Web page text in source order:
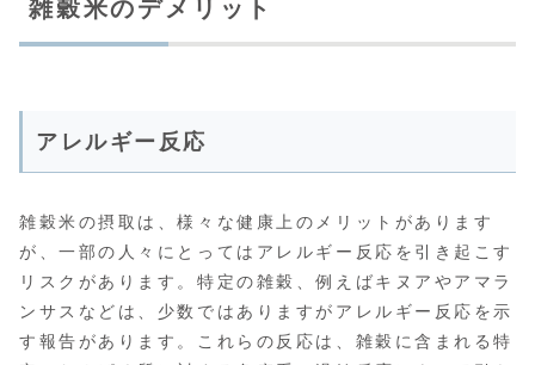
雑穀米のデメリット
アレルギー反応
雑穀米の摂取は、様々な健康上のメリットがあります
が、一部の人々にとってはアレルギー反応を引き起こす
リスクがあります。特定の雑穀、例えばキヌアやアマラ
ンサスなどは、少数ではありますがアレルギー反応を示
す報告があります。これらの反応は、雑穀に含まれる特